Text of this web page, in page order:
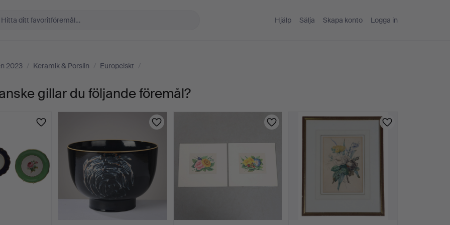
Hjälp Sälja Skapa konto Logga in
2023 / Keramik & Porslin / Europeiskt /
gillar du följande föremål?